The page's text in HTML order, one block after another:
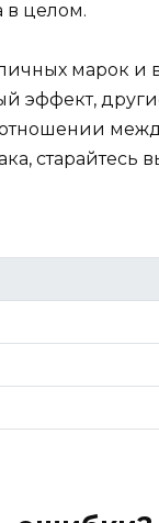
в целом.
марок и
эффект,